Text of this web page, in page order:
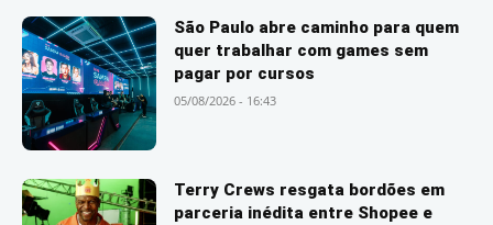
São Paulo abre caminho para quem
quer trabalhar com games sem
pagar por cursos
05/08/2026 - 16:43
Terry Crews resgata bordões em
parceria inédita entre Shopee e